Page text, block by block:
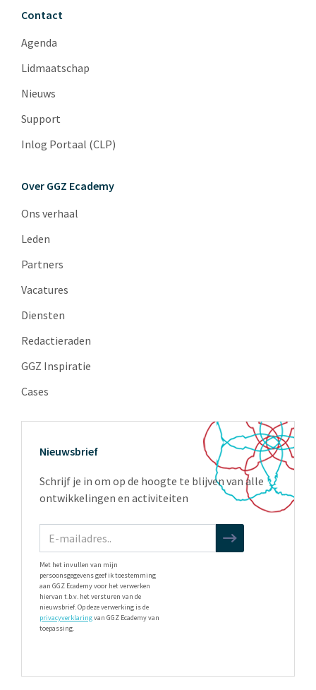
Contact
Agenda
Lidmaatschap
Nieuws
Support
Inlog Portaal (CLP)
Over GGZ Ecademy
Ons verhaal
Leden
Partners
Vacatures
Diensten
Redactieraden
GGZ Inspiratie
Cases
Nieuwsbrief
Schrijf je in om op de hoogte te blijven van alle
ontwikkelingen en activiteiten
Met het invullen van mijn
persoonsgegevens geef ik toestemming
aan GGZ Ecademy voor het verwerken
hiervan t.b.v. het versturen van de
nieuwsbrief. Op deze verwerking is de
privacyverklaringvan GGZ Ecademy van
toepassing.